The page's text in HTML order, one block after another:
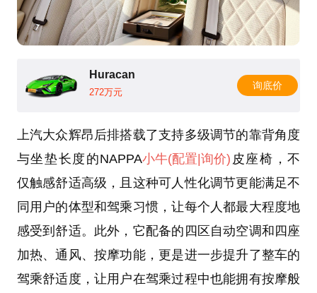
Huracan
272万元
询底价
上汽大众辉昂后排搭载了支持多级调节的靠背角度
与坐垫长度的NAPPA小牛(配置|询价) 皮座椅，不
仅触感舒适高级，且这种可人性化调节更能满足不
同用户的体型和驾乘习惯，让每个人都最大程度地
感受到舒适。此外，它配备的四区自动空调和四座
加热、通风、按摩功能，更是进一步提升了整车的
驾乘舒适度，让用户在驾乘过程中也能拥有按摩般